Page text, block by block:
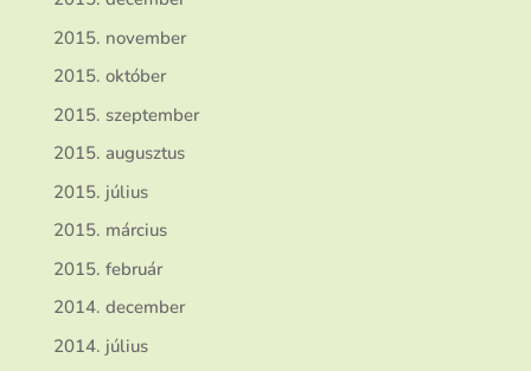
2015. november
2015. október
2015. szeptember
2015. augusztus
2015. július
2015. március
2015. február
2014. december
2014. július